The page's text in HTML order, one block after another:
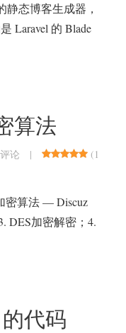
静态博客生成器，
Laravel 的 Blade
算法
论 | (1
密算法 — Discuz
DES加密解密；4.
代码